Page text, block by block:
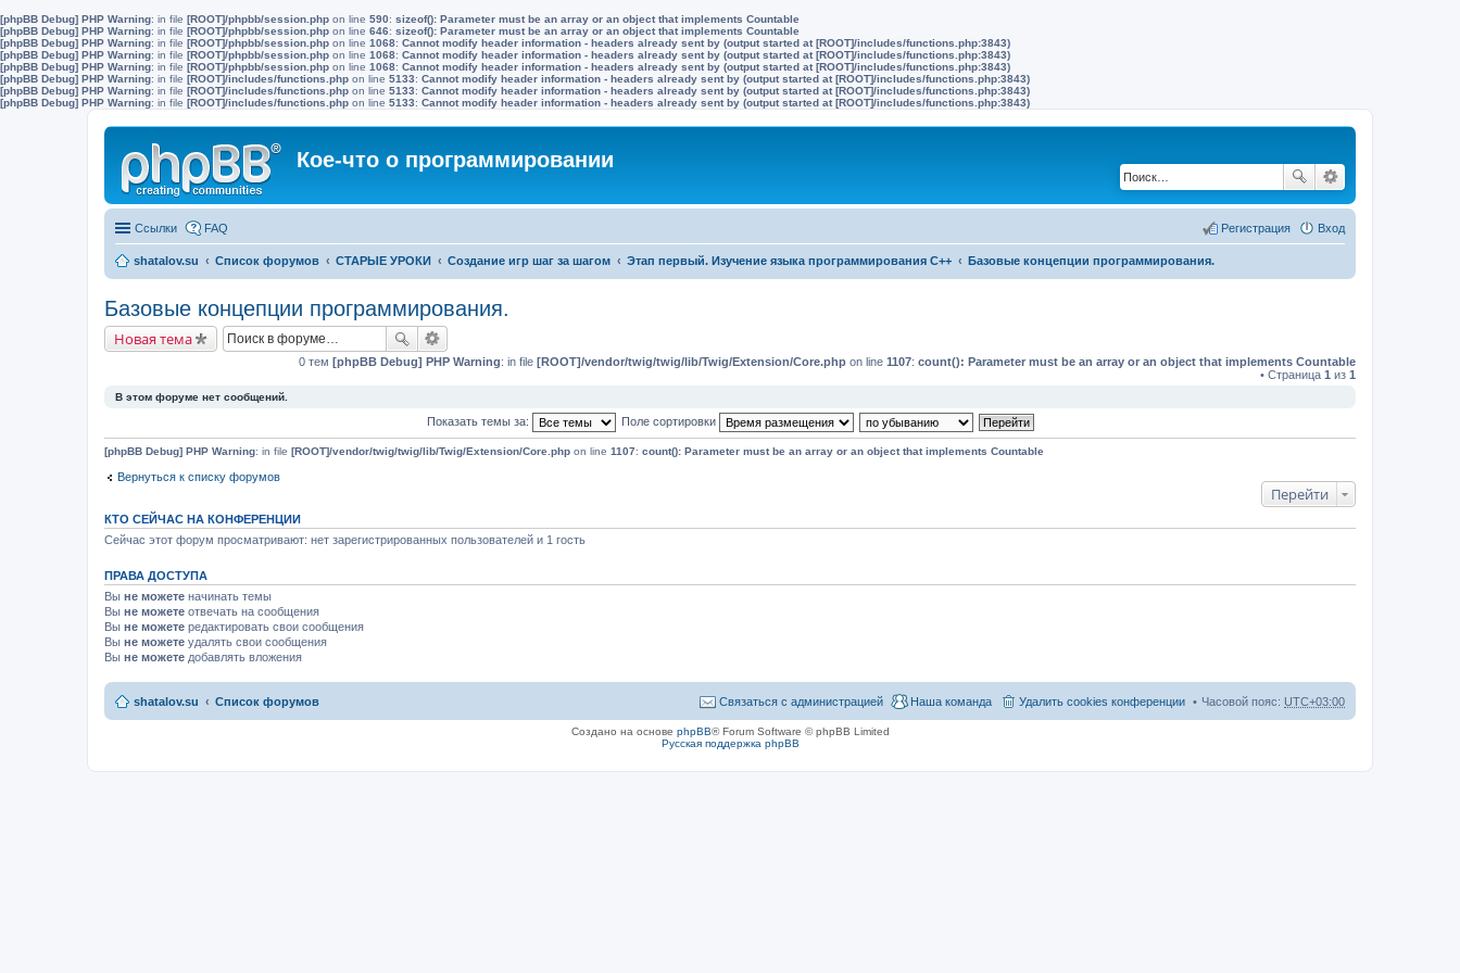
[phpBB Debug] PHP Warning: in file [ROOT]/phpbb/session.php on line 590: sizeof(): Parameter must be an array or an object that implements Countable
[phpBB Debug] PHP Warning: in file [ROOT]/phpbb/session.php on line 646: sizeof(): Parameter must be an array or an object that implements Countable
[phpBB Debug] PHP Warning: in file [ROOT]/phpbb/session.php on line 1068: Cannot modify header information - headers already sent by (output started at [ROOT]/includes/functions.php:3843)
[phpBB Debug] PHP Warning: in file [ROOT]/phpbb/session.php on line 1068: Cannot modify header information - headers already sent by (output started at [ROOT]/includes/functions.php:3843)
[phpBB Debug] PHP Warning: in file [ROOT]/phpbb/session.php on line 1068: Cannot modify header information - headers already sent by (output started at [ROOT]/includes/functions.php:3843)
[phpBB Debug] PHP Warning: in file [ROOT]/includes/functions.php on line 5133: Cannot modify header information - headers already sent by (output started at [ROOT]/includes/functions.php:3843)
[phpBB Debug] PHP Warning: in file [ROOT]/includes/functions.php on line 5133: Cannot modify header information - headers already sent by (output started at [ROOT]/includes/functions.php:3843)
[phpBB Debug] PHP Warning: in file [ROOT]/includes/functions.php on line 5133: Cannot modify header information - headers already sent by (output started at [ROOT]/includes/functions.php:3843)
Кое-что о программировании
Ссылки FAQ Вход
Регистрация
shatalov.su Список форумов СТАРЫЕ УРОКИ Создание игр шаг за шагом Этап первый. Изучение языка программирования C++ Базовые концепции программирования.
Базовые концепции программирования.
Новая тема
0 тем [phpBB Debug] PHP Warning: in file [ROOT]/vendor/twig/twig/lib/Twig/Extension/Core.php on line 1107: count(): Parameter must be an array or an object that implements Countable
• Страница 1 из 1
В этом форуме нет сообщений.
Показать темы за: Поле сортировки
[phpBB Debug] PHP Warning: in file [ROOT]/vendor/twig/twig/lib/Twig/Extension/Core.php on line 1107: count(): Parameter must be an array or an object that implements Countable
Вернуться к списку форумов
Перейти
КТО СЕЙЧАС НА КОНФЕРЕНЦИИ
Сейчас этот форум просматривают: нет зарегистрированных пользователей и 1 гость
ПРАВА ДОСТУПА
Вы не можете начинать темы
Вы не можете отвечать на сообщения
Вы не можете редактировать свои сообщения
Вы не можете удалять свои сообщения
Вы не можете добавлять вложения
shatalov.su Список форумов Часовой пояс: UTC+03:00
Удалить cookies конференции
Наша команда
Связаться с администрацией
Создано на основе phpBB® Forum Software © phpBB Limited
Русская поддержка phpBB